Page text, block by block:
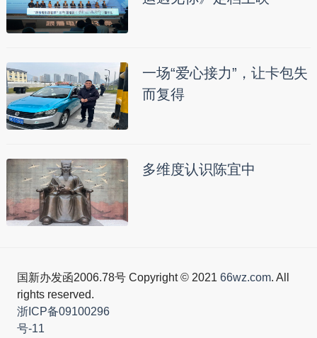
一场“爱心接力”，让卡包失
而复得
多维度认识陈宜中
国新办发函2006.78号 Copyright © 2021 66wz.com. All
rights reserved.
浙ICP备09100296
号-11